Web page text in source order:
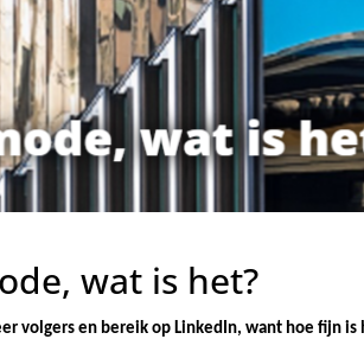
wat is het?
volgers en bereik op LinkedIn, want hoe fijn